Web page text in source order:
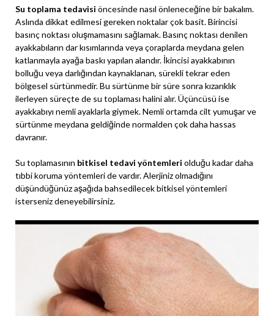
Su toplama tedavisi öncesinde nasıl önleneceğine bir bakalım.
Aslında dikkat edilmesi gereken noktalar çok basit. Birincisi
basınç noktası oluşmamasını sağlamak. Basınç noktası denilen
ayakkabıların dar kısımlarında veya çoraplarda meydana gelen
katlanmayla ayağa baskı yapılan alandır. İkincisi ayakkabının
bolluğu veya darlığından kaynaklanan, sürekli tekrar eden
bölgesel sürtünmedir. Bu sürtünme bir süre sonra kızarıklık
ilerleyen süreçte de su toplaması halini alır. Üçüncüsü ise
ayakkabıyı nemli ayaklarla giymek. Nemli ortamda cilt yumuşar ve
sürtünme meydana geldiğinde normalden çok daha hassas
davranır.
Su toplamasının bitkisel tedavi yöntemleri olduğu kadar daha
tıbbi koruma yöntemleri de vardır. Alerjiniz olmadığını
düşündüğünüz aşağıda bahsedilecek bitkisel yöntemleri
isterseniz deneyebilirsiniz.